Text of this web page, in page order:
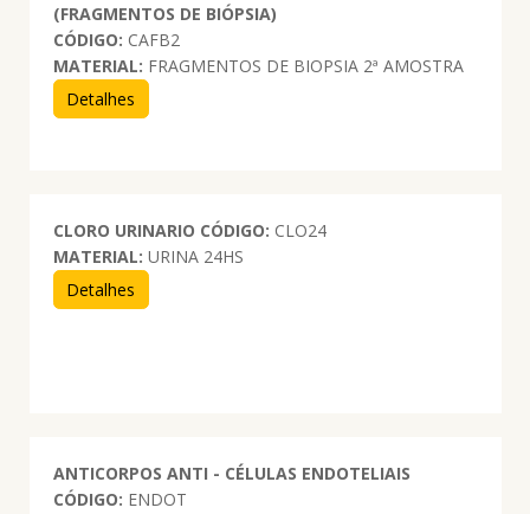
(FRAGMENTOS DE BIÓPSIA)
CÓDIGO: CAFB2
MATERIAL: FRAGMENTOS DE BIOPSIA 2ª AMOSTRA
Detalhes
CLORO URINARIO CÓDIGO: CLO24
MATERIAL: URINA 24HS
Detalhes
ANTICORPOS ANTI - CÉLULAS ENDOTELIAIS
CÓDIGO: ENDOT